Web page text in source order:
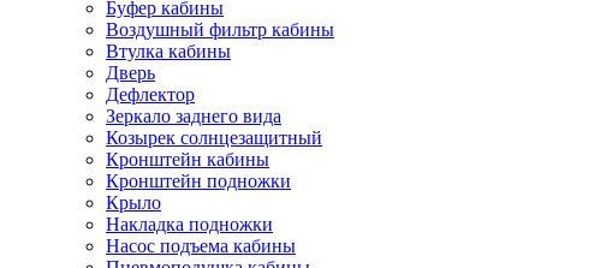
Буфер кабины
Воздушный фильтр кабины
Втулка кабины
Дверь
Дефлектор
Зеркало заднего вида
Козырек солнцезащитный
Кронштейн кабины
Кронштейн подножки
Крыло
Накладка подножки
Насос подъема кабины